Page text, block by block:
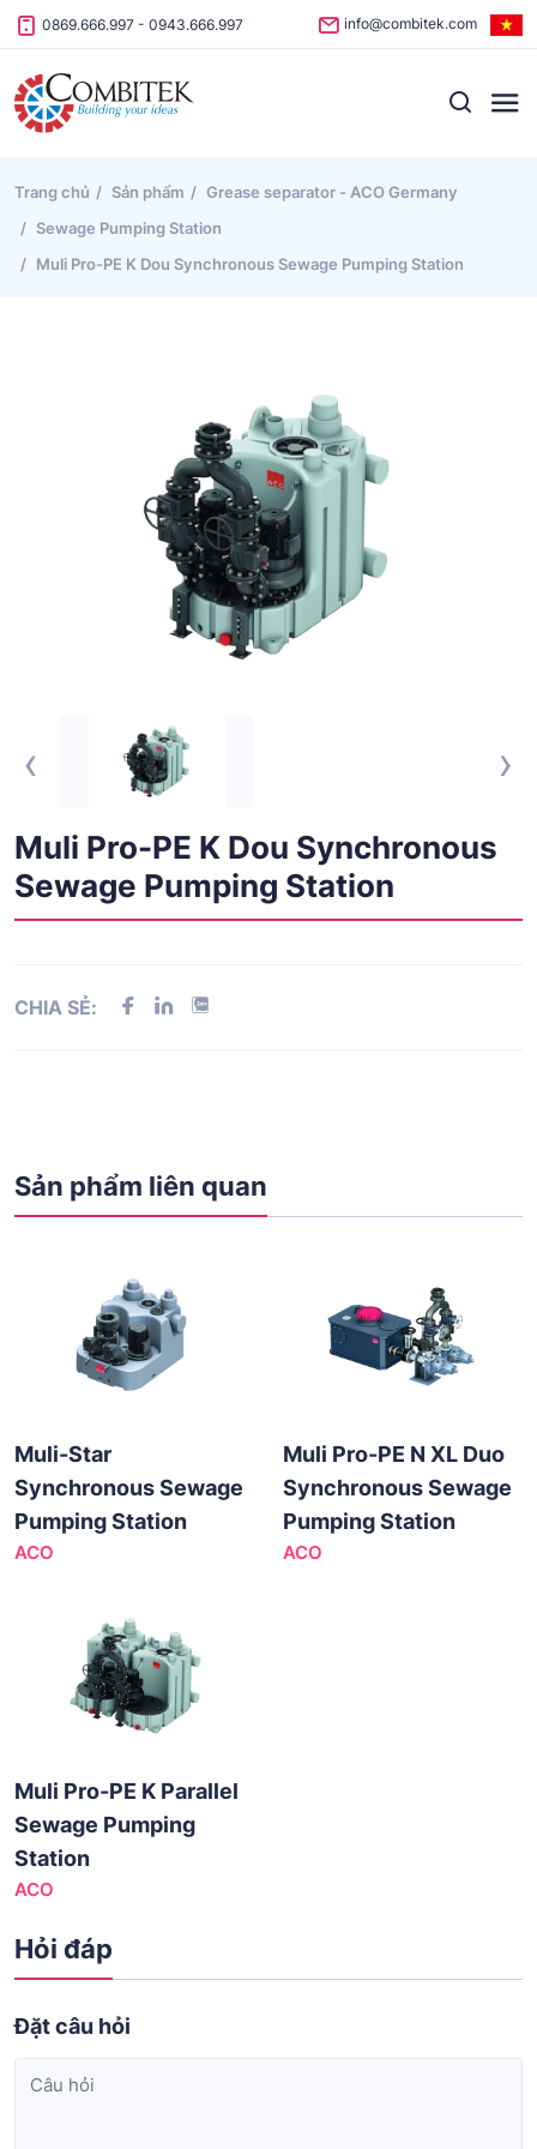
Skip to content
0869.666.997 - 0943.666.997 info@combitek.com
Trang chủ Sản phẩm
Grease separator - ACO Germany
Sewage Pumping Station
Muli Pro-PE K Dou Synchronous Sewage Pumping Station
‹ ›
Muli Pro-PE K Dou Synchronous
Sewage Pumping Station
CHIA SẺ:
Sản phẩm liên quan
Muli-Star
Synchronous Sewage
Pumping Station
ACO
Muli Pro-PE N XL Duo
Synchronous Sewage
Pumping Station
ACO
Muli Pro-PE K Parallel
Sewage Pumping
Station
ACO
Hỏi đáp
Đặt câu hỏi